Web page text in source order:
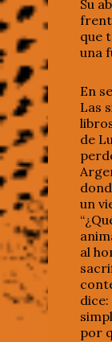
Su
que
una
En
Las
de
un
al
dice:
por